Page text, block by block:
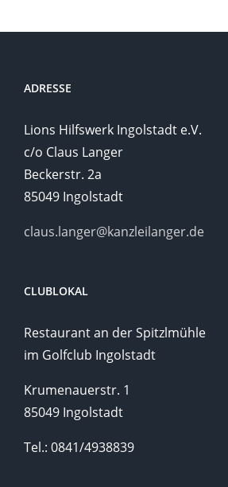
ADRESSE
Lions Hilfswerk Ingolstadt e.V.
c/o Claus Langer
Beckerstr. 2a
85049 Ingolstadt
claus.langer@kanzleilanger.de
CLUBLOKAL
Restaurant an der Spitzlmühle
im Golfclub Ingolstadt
Krumenauerstr. 1
85049 Ingolstadt
Tel.: 0841/4938839